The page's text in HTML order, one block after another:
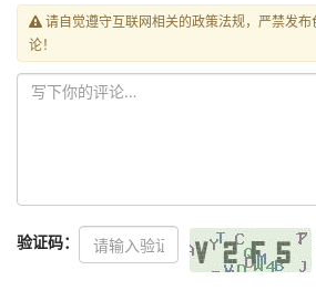
请自觉遵守互联网相关的政策法规，严禁发
论！
验证码：